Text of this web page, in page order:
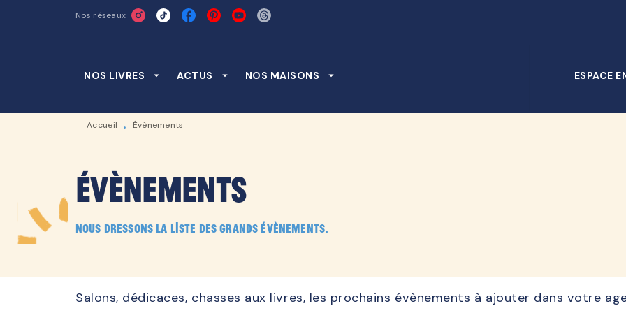
RECHERCHE CONTENU
Nos réseaux
NOS LIVRES arrow_drop_down ACTUS arrow_drop_down NOS MAISONS arrow_drop_down ESPACE
Accueil • Évènements
Évènements
Nous dressons la liste des grands évènements.
Salons, dédicaces, chasses aux livres, les prochains évènements à ajouter dans votre